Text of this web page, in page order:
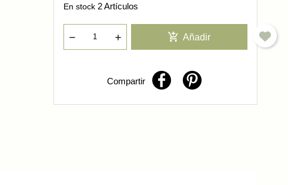
En stock 2 Artículos
add_shopping_cart Añadir
Compartir